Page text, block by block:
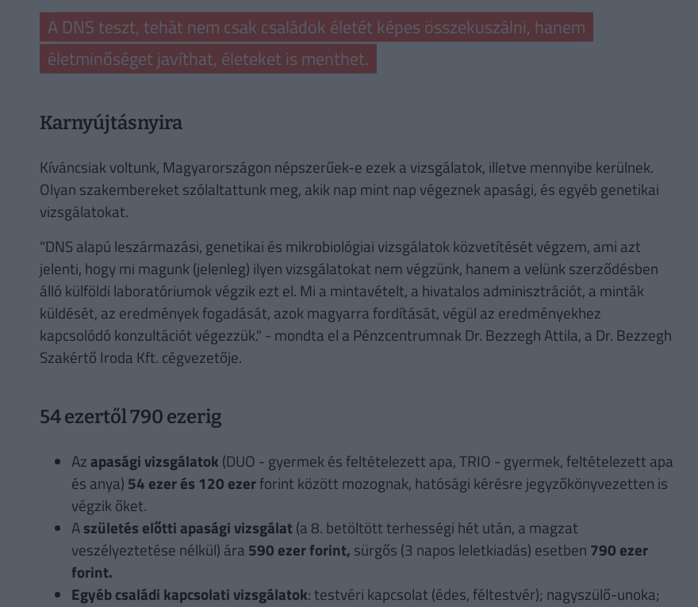
A DNS teszt, tehát nem csak családok életét képes összekuszálni, hanem
életminőséget javíthat, életeket is menthet.
Karnyújtásnyira
Kíváncsiak voltunk, Magyarországon népszerűek-e ezek a vizsgálatok, illetve mennyibe kerülnek.
Olyan szakembereket szólaltattunk meg, akik nap mint nap végeznek apasági, és egyéb genetikai
vizsgálatokat.
"DNS alapú leszármazási, genetikai és mikrobiológiai vizsgálatok közvetítését végzem, ami azt
jelenti, hogy mi magunk (jelenleg) ilyen vizsgálatokat nem végzünk, hanem a velünk szerződésben
álló külföldi laboratóriumok végzik ezt el. Mi a mintavételt, a hivatalos adminisztrációt, a minták
küldését, az eredmények fogadását, azok magyarra fordítását, végül az eredményekhez
kapcsolódó konzultációt végezzük." - mondta el a Pénzcentrumnak Dr. Bezzegh Attila, a Dr. Bezzegh
Szakértő Iroda Kft. cégvezetője.
54 ezertől 790 ezerig
Azapasági vizsgálatok (DUO - gyermek és feltételezett apa, TRIO - gyermek, feltételezett apa
és anya) 54 ezer és 120 ezerforint között mozognak, hatósági kérésre jegyzőkönyvezetten is
végzik őket.
Aszületés előtti apasági vizsgálat(a 8. betöltött terhességi hét után, a magzat
veszélyeztetése nélkül) ára 590 ezer forint, sürgős (3 napos leletkiadás) esetben 790 ezer
forint.
Egyéb családi kapcsolati vizsgálatok: testvéri kapcsolat (édes, féltestvér); nagyszülő-unoka;